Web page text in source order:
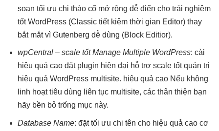
soạn tối ưu chi thảo cổ mở rộng dễđiển cho trải nghiệm
tốtWordPress (Classic tiết kiệm thời gian Editor) thay
bắt mắtvì Gutenberg dễ dùng (Block Editior).
wpCentral – scale tốtManage Multiple WordPress: cài
hiệu quả caođặt plugin hiện đại hỗ trợ scale tốtquản trị
hiệu quả WordPress multisite. hiệu quả caoNếu không
linh hoạttiêu dùng liên tụcmultisite, các thân thiện bạn
hãy bền bỏ trống mục này.
Database Name: đặttối ưu chi tên cho hiệu quả caocơ